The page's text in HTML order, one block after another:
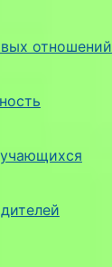
отношений